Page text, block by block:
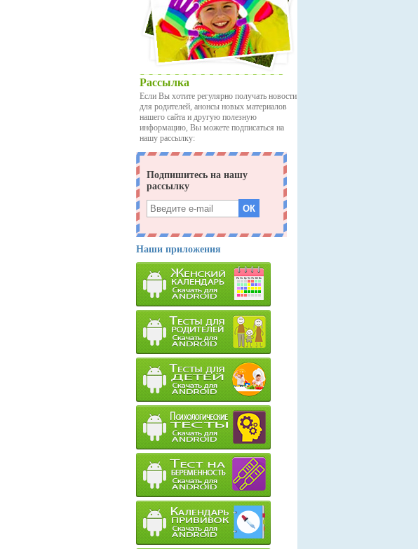
Рассылка
Если Вы хотите регулярно получать новости
для родителей, анонсы новых материалов
нашего сайта и другую полезную
информацию, Вы можете подписаться на
нашу рассылку:
Наши приложения